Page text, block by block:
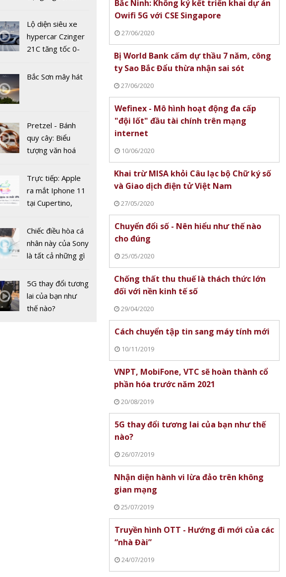
ký kết triển khai
dự án Owifi 5G
với CSE Singapore
Bị World Bank
cấm dự thầu 7
năm, công ty Sao
nhận sai sót
hàng tại khu dịch
vụ trong dịch
Covid-19
Lộ diện siêu xe
hypercar Czinger
21C tăng tốc 0-
2 giây
Bắc Sơn mây hát
Pretzel - Bánh
quy cây: Biểu
tượng văn hoá
tranh cãi về nguồn
gốc
Trực tiếp: Apple
ra mắt Iphone 11
tại Cupertino,
Chiếc điều hòa cá
nhân này của Sony
là tất cả những gì
sót qua mùa hè
nóng nực
5G thay đổi tương
lai của bạn như
thế nào?
Bắc Ninh: Không ký kết triển khai dự án
Owifi 5G với CSE Singapore
27/06/2020
Bị World Bank cấm dự thầu 7 năm, công
ty Sao Bắc Đẩu thừa nhận sai sót
27/06/2020
Wefinex - Mô hình hoạt động đa cấp
"đội lốt" đầu tài chính trên mạng
internet
10/06/2020
Khai trừ MISA khỏi Câu lạc bộ Chữ ký số
và Giao dịch điện tử Việt Nam
27/05/2020
Chuyển đổi số - Nên hiểu như thế nào
cho đúng
25/05/2020
Chống thất thu thuế là thách thức lớn
đối với nền kinh tế số
29/04/2020
Cách chuyển tập tin sang máy tính mới
10/11/2019
VNPT, MobiFone, VTC sẽ hoàn thành cổ
phần hóa trước năm 2021
20/08/2019
5G thay đổi tương lai của bạn như thế
nào?
26/07/2019
Nhận diện hành vi lừa đảo trên không
gian mạng
25/07/2019
Truyền hình OTT - Hướng đi mới của các
“nhà Đài”
24/07/2019